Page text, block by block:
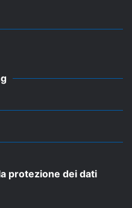
protezione dei dati